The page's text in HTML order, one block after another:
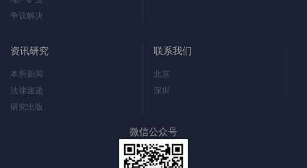
争议解决
资讯研究
本所新闻
法律速递
研究出版
联系我们
北京
深圳
微信公众号